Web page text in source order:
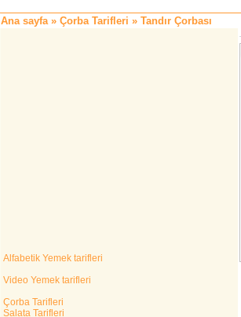
Ana sayfa» Çorba Tarifleri » Tandır Çorbası
Alfabetik Yemek tarifleri
Video Yemek tarifleri
Çorba Tarifleri
Salata Tarifleri